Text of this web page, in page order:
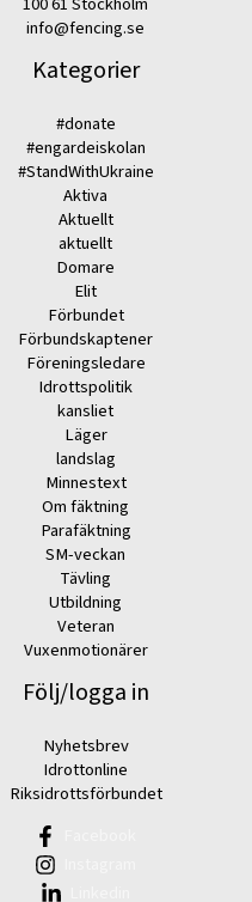
info@fencing.se
Kategorier
#donate
#engardeiskolan
#StandWithUkraine
Aktiva
Aktuellt
aktuellt
Domare
Elit
Förbundet
Förbundskaptener
Föreningsledare
Idrottspolitik
kansliet
Läger
landslag
Minnestext
Om fäktning
Parafäktning
SM-veckan
Tävling
Utbildning
Veteran
Vuxenmotionärer
Följ/logga in
Nyhetsbrev
Idrottonline
Riksidrottsförbundet